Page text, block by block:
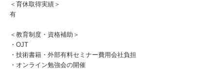
＜育休取得実績＞
有
＜教育制度・資格補助＞
・OJT
・技術書籍・外部有料セミナー費用会社負担
・オンライン勉強会の開催